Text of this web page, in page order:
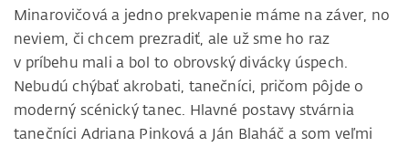
Minarovičová a jedno prekvapenie máme na záver, no
neviem, či chcem prezradiť, ale už sme ho raz
v príbehu mali a bol to obrovský divácky úspech.
Nebudú chýbať akrobati, tanečníci, pričom pôjde o
moderný scénický tanec. Hlavné postavy stvárnia
tanečníci Adriana Pinková a Ján Blaháč a som veľmi